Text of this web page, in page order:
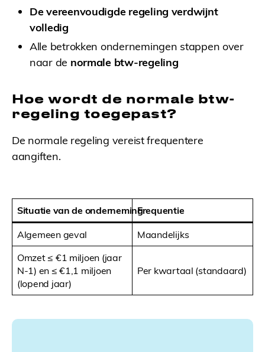
De vereenvoudigde regeling verdwijnt
volledig
Alle betrokken ondernemingen stappen over
naar de normale btw-regeling
Hoe wordt de normale btw-
regeling toegepast?
De normale regeling vereist frequentere
aangiften.
Situatie van de ondernemingFrequentie
Algemeen geval
Maandelijks
Omzet ≤ €1 miljoen (jaar
N-1) en ≤ €1,1 miljoen
(lopend jaar)
Per kwartaal (standaard)